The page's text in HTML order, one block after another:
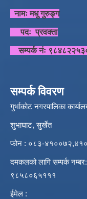
नामः मधु गुरुङ्ग
पदः प्रवक्ता
सम्पर्क नंः
सम्पर्क विवरण
गुर्भाकोट नगरपालिका
शुभाघाट, सुर्खेत
फोन : ०८३-
दमकलको लागि सम्पर्क
९८५८०६५१११
ईमेल :